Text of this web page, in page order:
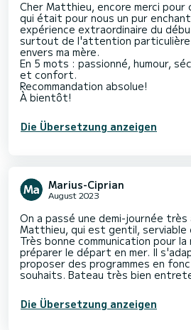
Cher Matthieu, encore merci
qui était pour nous un pur
expérience extraordinaire du
surtout de l'attention particulière
envers ma mère.
En 5 mots : passionné, humour,
et confort.
Recommandation absolue!
À bientôt!
Die Übersetzung anzeigen
Marius-Ciprian
August 2023
On a passé une demi-journée très
Matthieu, qui est gentil,
Très bonne communication pour
préparer le départ en mer. Il
proposer des programmes en
souhaits. Bateau très bien
Die Übersetzung anzeigen